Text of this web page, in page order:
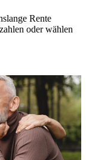
Rente
oder wählen